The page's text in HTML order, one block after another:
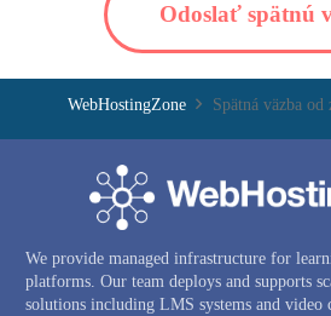
Odoslať spätnú
WebHostingZone Spätná väzba od
We provide managed infrastructure for
platforms. Our team deploys and supports
solutions including LMS systems and video